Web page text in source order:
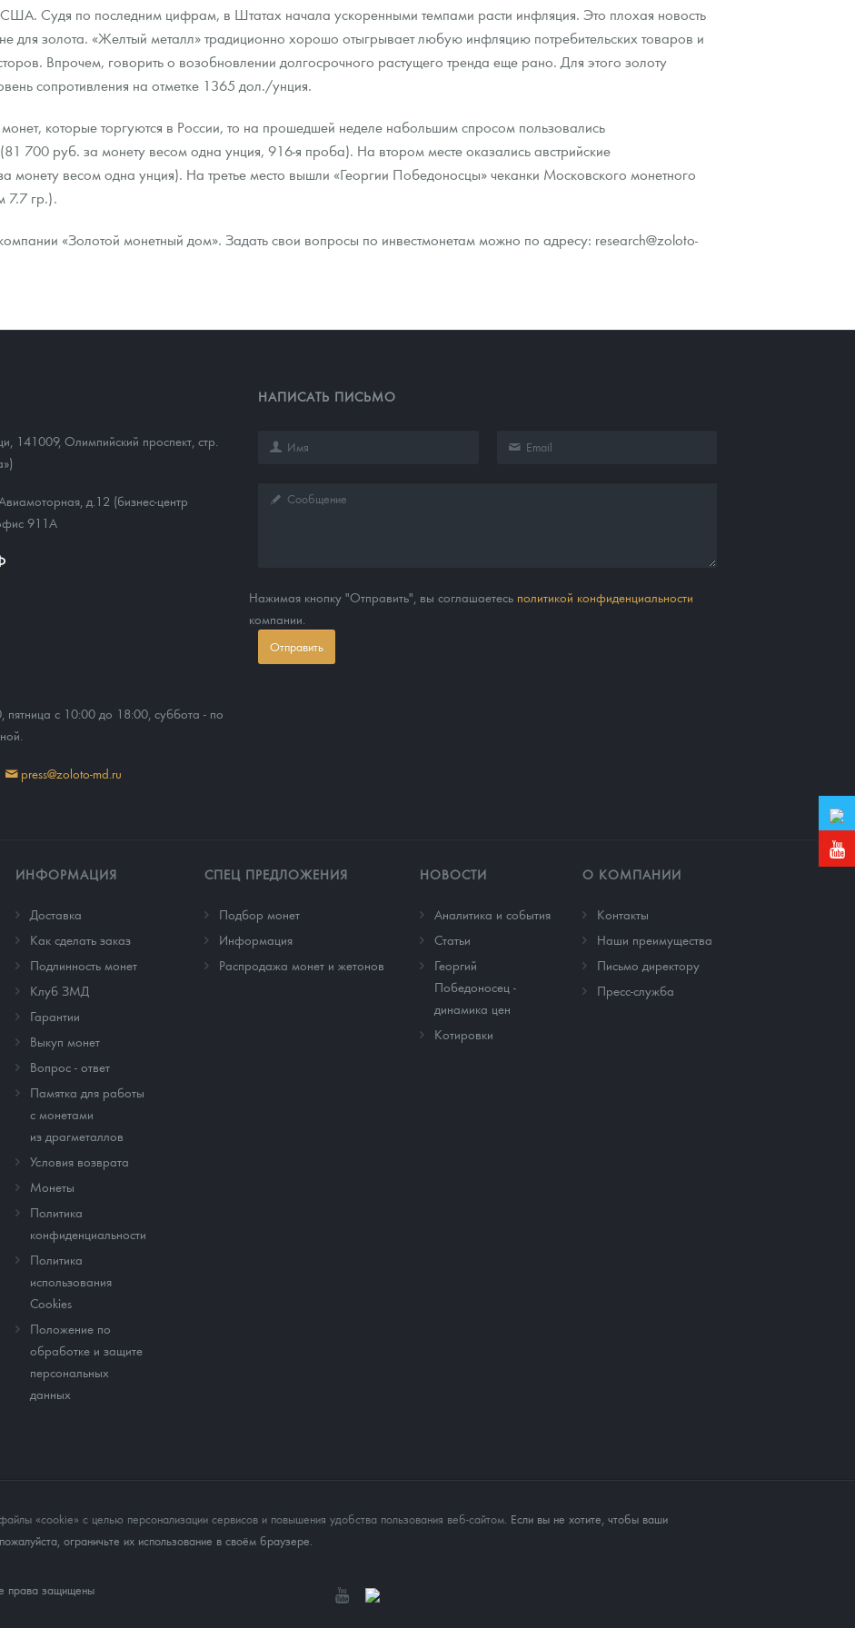
серебра, платины на 2026 год
Судя по последним цифрам, в Штатах начала ускоренными темпами расти инфляция. Это плохая новость
для золота. «Желтый металл» традиционно хорошо отыгрывает любую инфляцию потребительских товаров и
Впрочем, говорить о возобновлении долгосрочного растущего тренда еще рано. Для этого золоту
сопротивления на отметке 1365 дол./унция.
которые торгуются в России, то на прошедшей неделе набольшим спросом пользовались
700 руб. за монету весом одна унция, 916-я проба). На втором месте оказались австрийские
весом одна унция). На третье место вышли «Георгии Победоносцы» чеканки Московского монетного
7.7 гр.).
«Золотой монетный дом». Задать свои вопросы по инвестмонетам можно по адресу: research@zoloto-
141009, Олимпийский проспект, стр.
д.12 (бизнес-центр
911А
пятница с 10:00 до 18:00, суббота - по
press@zoloto-md.ru
НАПИСАТЬ ПИСЬМО
Нажимая кнопку "Отправить", вы соглашаетесь политикой конфиденциальности
компании.
Отправить
ИНФОРМАЦИЯ
Доставка
Как сделать заказ
Подлинность монет
Клуб ЗМД
Гарантии
Выкуп монет
Вопрос - ответ
Памятка для работы
с монетами
из драгметаллов
Условия возврата
Монеты
Политика
конфиденциальности
Политика
использования
Cookies
Положение по
обработке и защите
персональных
данных
СПЕЦ ПРЕДЛОЖЕНИЯ
Подбор монет
Информация
Распродажа монет и жетонов
НОВОСТИ
Аналитика и события
Cтатьи
Георгий
Победоносец -
динамика цен
Котировки
О КОМПАНИИ
Контакты
Наши преимущества
Письмо директору
Пресс-служба
«cookie» с целью персонализации сервисов и повышения удобства пользования веб-сайтом . Если вы не хотите, чтобы ваши
ограничьте их использование в своём браузере.
права защищены